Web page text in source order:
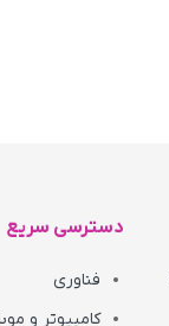
دسترسی سریع
فناوری
کامپیوتر و